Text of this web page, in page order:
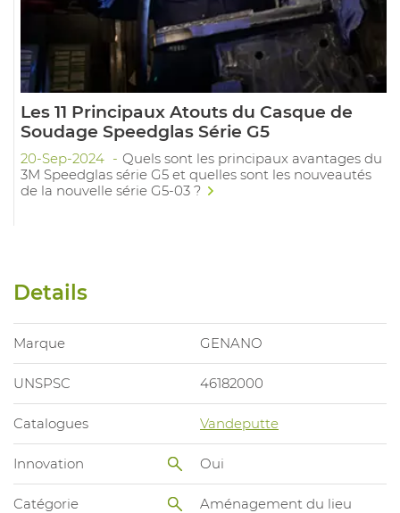
Les 11 Principaux Atouts du Casque de
Soudage Speedglas Série G5
20-Sep-2024
Quels sont les principaux avantages du
3M Speedglas série G5 et quelles sont les nouveautés
de la nouvelle série G5-03 ?
Details
Marque GENANO
UNSPSC 46182000
Catalogues Vandeputte
Innovation Oui
Catégorie Aménagement du lieu